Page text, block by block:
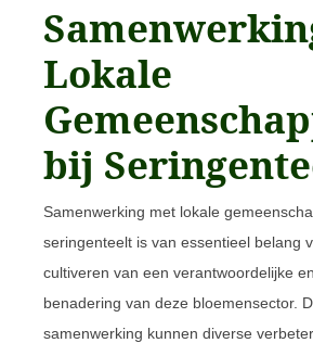
Lokale
bij
Samenwerking met lokale
seringenteelt is van essentieel belang
cultiveren van een verantwoordelijke
benadering van deze bloemensector.
samenwerking kunnen diverse